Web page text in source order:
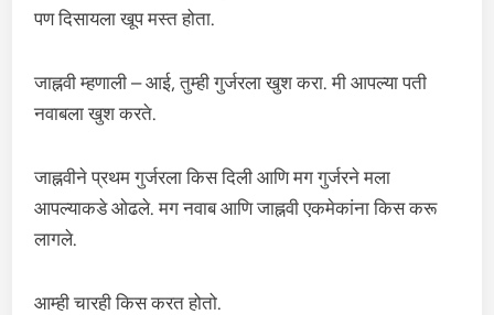
पण दिसायला खूप मस्त होता.
जाह्नवी म्हणाली – आई, तुम्ही गुर्जरला खुश करा. मी आपल्या पती
नवाबला खुश करते.
जाह्नवीने प्रथम गुर्जरला किस दिली आणि मग गुर्जरने मला
आपल्याकडे ओढले. मग नवाब आणि जाह्नवी एकमेकांना किस करू
लागले.
आम्ही चारही किस करत होतो.